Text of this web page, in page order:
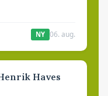
NY 06. aug.
Haves